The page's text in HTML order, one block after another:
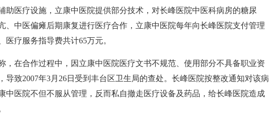
助医疗设施，立康中医院提供部分技术，对长峰医院中医科病房的糖尿
、中医偏瘫后期康复进行医疗合作，立康中医院每年向长峰医院支付管理
医疗服务指导费共计65万元。
，在合作过程中，因立康中医院医疗文书不规范、使用部分不具备职业资
导致2007年3月26日受到丰台区卫生局的查处。长峰医院按整改通知对该病
中医院不但不服从管理，反而私自撤走医疗设备及药品，给长峰医院造成